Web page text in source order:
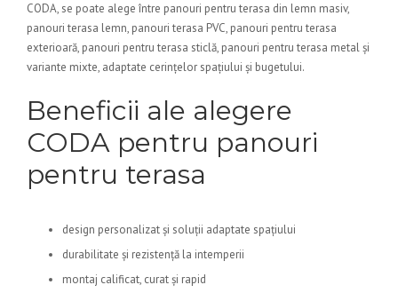
CODA, se poate alege între panouri pentru terasa din lemn masiv,
panouri terasa lemn, panouri terasa PVC, panouri pentru terasa
exterioară, panouri pentru terasa sticlă, panouri pentru terasa metal și
variante mixte, adaptate cerințelor spațiului și bugetului.
Beneficii ale alegere
CODA pentru panouri
pentru terasa
design personalizat și soluții adaptate spațiului
durabilitate și rezistență la intemperii
montaj calificat, curat și rapid